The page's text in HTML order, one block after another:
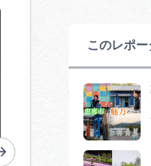
このレポ